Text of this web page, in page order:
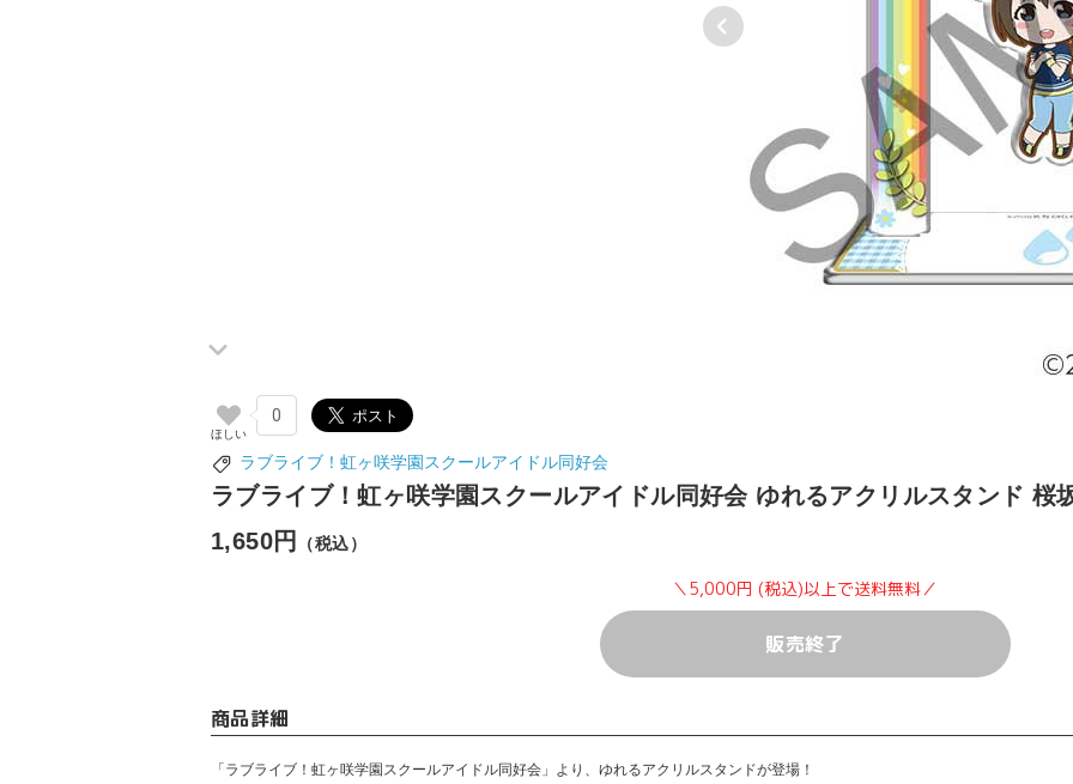
0
ラブライブ！虹ヶ咲学園スクールアイドル同好会
ラブライブ！虹ヶ咲学園スクールアイドル同好会 ゆれるアクリルスタンド 桜
1,650円
（税込）
＼5,000円 (税込)以上で送料無料／
販売終了
商品詳細
「ラブライブ！虹ヶ咲学園スクールアイドル同好会」より、ゆれるアクリルスタンドが登場！